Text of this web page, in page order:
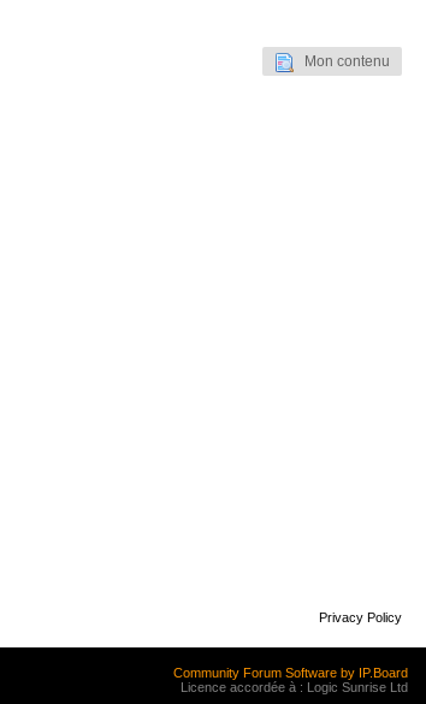
Mon contenu
Privacy Policy
Community Forum Software by IP.Board
Licence accordée à : Logic Sunrise Ltd